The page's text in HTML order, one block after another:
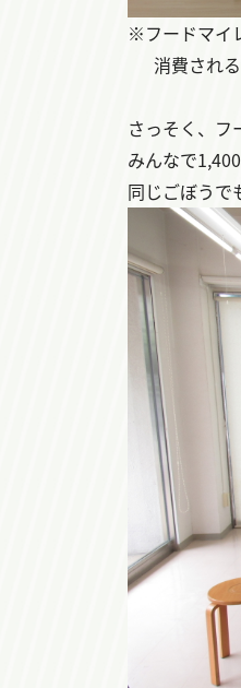
※フードマイ
消費される
さっそく、フ
みんなで
同じごぼうで